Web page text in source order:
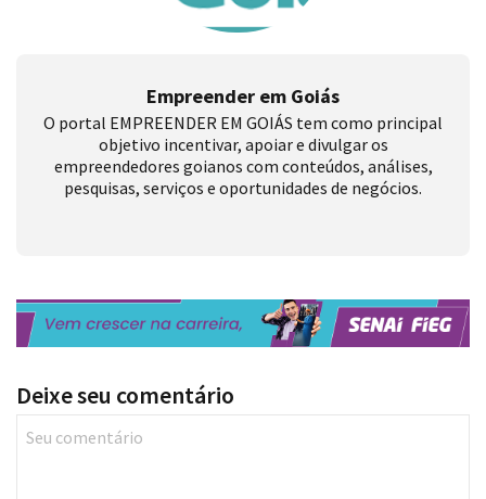
Empreender em Goiás
O portal EMPREENDER EM GOIÁS tem como principal
objetivo incentivar, apoiar e divulgar os
empreendedores goianos com conteúdos, análises,
pesquisas, serviços e oportunidades de negócios.
Deixe seu comentário